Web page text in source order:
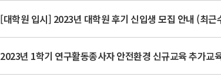
[대학원 입시] 2023년 대학원 후기 신입생 모집 안내 (최
2023년 1학기 연구활동종사자 안전환경 신규교육 추가교